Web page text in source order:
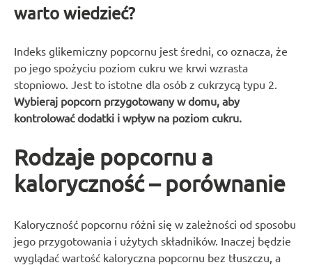
warto wiedzieć?
Indeks glikemiczny popcornu jest średni, co oznacza, że
po jego spożyciu poziom cukru we krwi wzrasta
stopniowo. Jest to istotne dla osób z cukrzycą typu 2.
Wybieraj popcorn przygotowany w domu, aby
kontrolować dodatki i wpływ na poziom cukru.
Rodzaje popcornu a
kaloryczność – porównanie
Kaloryczność popcornu różni się w zależności od sposobu
jego przygotowania i użytych składników. Inaczej będzie
wyglądać wartość kaloryczna popcornu bez tłuszczu, a